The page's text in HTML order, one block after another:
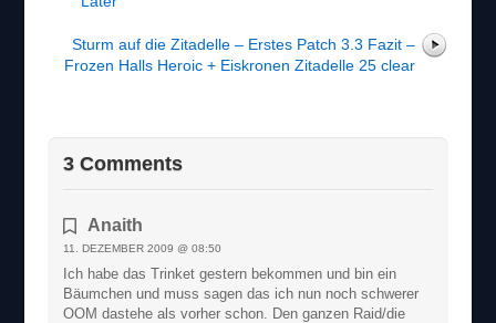
Sturm auf die Zitadelle – Erstes Patch 3.3 Fazit –
Frozen Halls Heroic + Eiskronen Zitadelle 25 clear
3 Comments
Anaith
11. DEZEMBER 2009 @ 08:50
Ich habe das Trinket gestern bekommen und bin ein
Bäumchen und muss sagen das ich nun noch schwerer
OOM dastehe als vorher schon. Den ganzen Raid/die